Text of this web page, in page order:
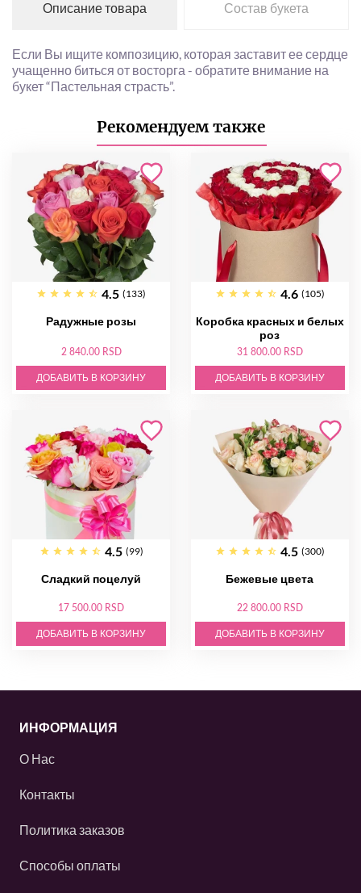
Описание товара Состав букета
Если Вы ищите композицию, которая заставит ее сердце
учащенно биться от восторга - обратите внимание на
букет “Пастельная страсть”.
Рекомендуем также
4.5 (133)
Радужные розы
2 840.00 RSD
ДОБАВИТЬ В КОРЗИНУ
4.6 (105)
Коробка красных и белых
роз
31 800.00 RSD
ДОБАВИТЬ В КОРЗИНУ
4.5 (99)
Сладкий поцелуй
17 500.00 RSD
ДОБАВИТЬ В КОРЗИНУ
4.5 (300)
Бежевые цвета
22 800.00 RSD
ДОБАВИТЬ В КОРЗИНУ
ИНФОРМАЦИЯ
О Нас
Контакты
Политика заказов
Способы оплаты